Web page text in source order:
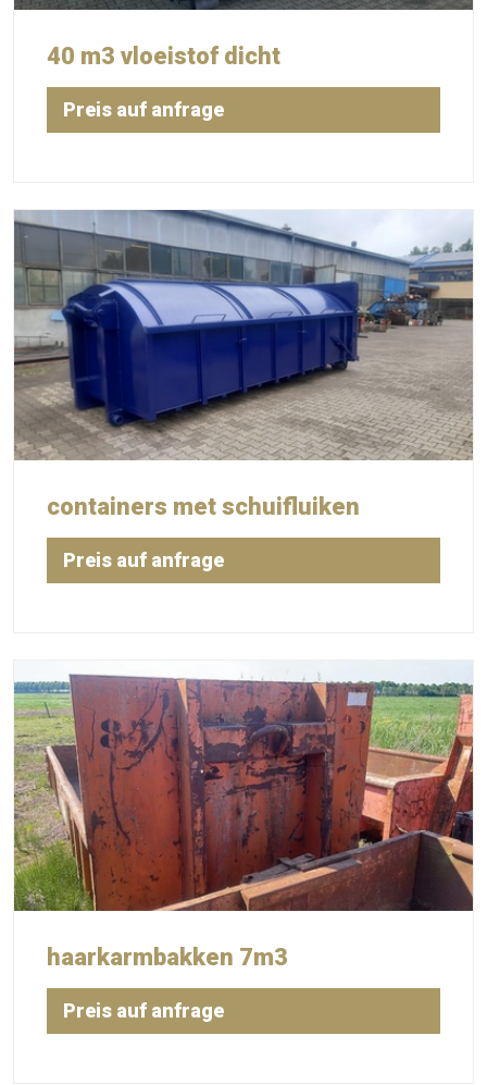
40 m3 vloeistof dicht
Preis auf anfrage
containers met schuifluiken
Preis auf anfrage
haarkarmbakken 7m3
Preis auf anfrage